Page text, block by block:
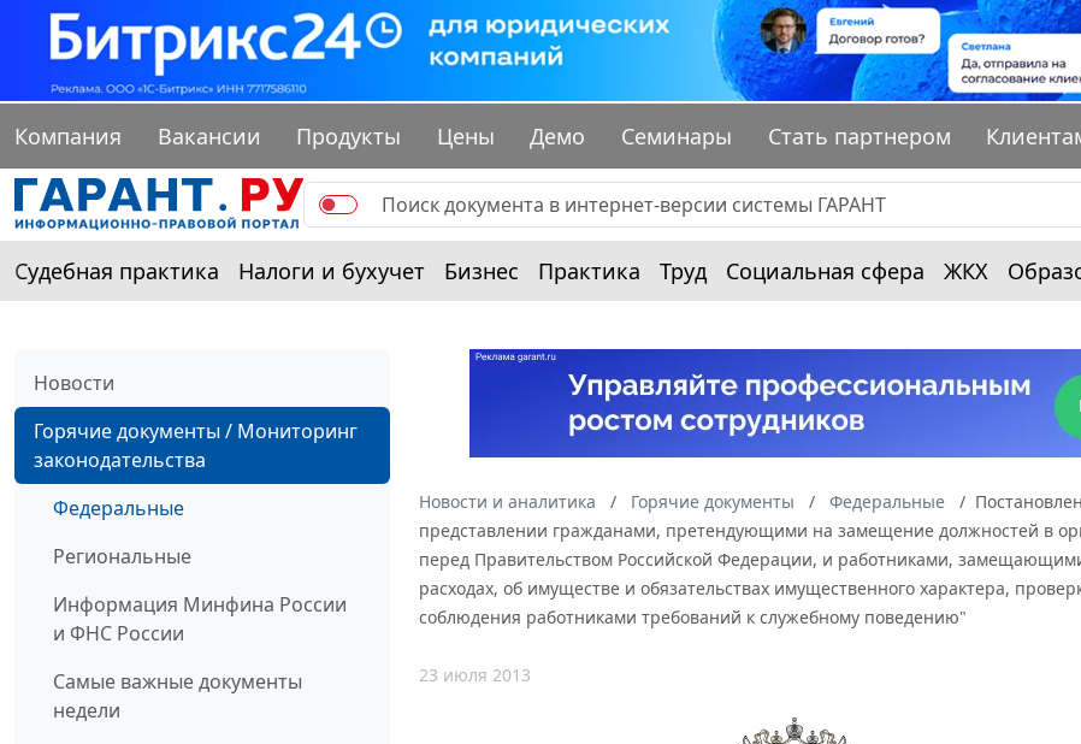
Компания Вакансии Продукты Цены Демо Семинары Стать партнером
Судебная практика Налоги и бухучет Бизнес Практика Труд Социальная сфера ЖКХ
Новости
Горячие документы / Мониторинг
законодательства
Федеральные
Региональные
Информация Минфина России
и ФНС России
Самые важные документы
недели
Новости и аналитика Горячие документы Федеральные
представлении гражданами, претендующими на замещение должностей в
перед Правительством Российской Федерации, и работниками,
расходах, об имуществе и обязательствах имущественного характера,
соблюдения работниками требований к служебному поведению"
23 июля 2013